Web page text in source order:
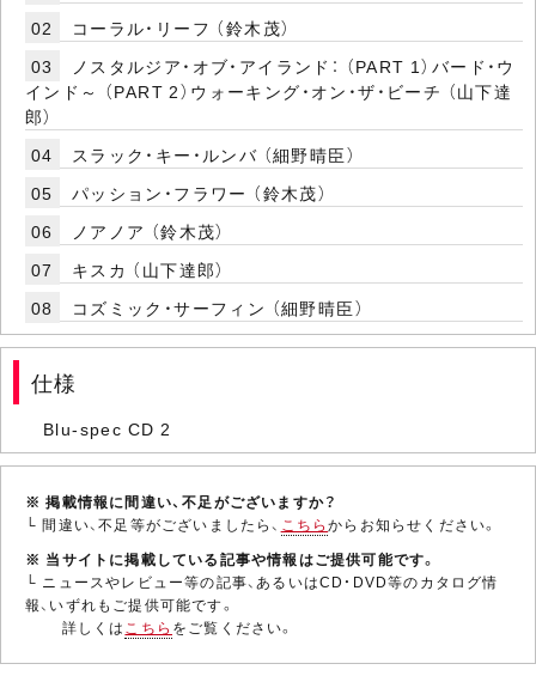
02
コーラル・リーフ （鈴木茂）
03
ノスタルジア・オブ・アイランド： （PART 1）バード・ウ
インド～ （PART 2）ウォーキング・オン・ザ・ビーチ （山下達
郎）
04
スラック・キー・ルンバ （細野晴臣）
05
パッション・フラワー （鈴木茂）
06
ノアノア （鈴木茂）
07
キスカ （山下達郎）
08
コズミック・サーフィン （細野晴臣）
仕様
Blu-spec CD 2
※ 掲載情報に間違い、不足がございますか？
└ 間違い、不足等がございましたら、 こちらからお知らせください。
※ 当サイトに掲載している記事や情報はご提供可能です。
└ ニュースやレビュー等の記事、あるいはCD・DVD等のカタログ情
報、いずれもご提供可能です。
詳しくはこちら をご覧ください。